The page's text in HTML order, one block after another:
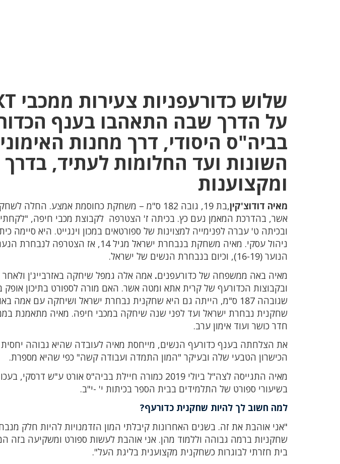
על הדרך שבה התאהבו בענף
בביה"ס היסודי, דרך מחנות
השונות ועד החלומות לעתיד, בדרך
ומקצוענות
מאיה דודוצ'קין
,בת 19, גובה 182 ס"מ – משחקת כחוסמת אמצע.
אשר, בהדרכת המאמן נעם כץ. בכיתה ז' הצטרפה לקבוצת מכבי חיפה,
ובכיתה ט' עברה לפנימייה למצוינות של ספורטאים במכון וינגייט. היא סיימה
הנוער (16-19), וכיום בנבחרת הנשים של ישראל.
מאיה באה ממשפחה של כדורעפנים. אמה אלה גמפל שיחקה באזרבייג'ן
ובקבוצות הכדורעף של קרית אתא ומטה אשר. האם מורה לספורט בתיכון אופק
חדר כושר ועוד אימון ערב.
את הצלחתה בענף כדורעף הנשים, מייחסת מאיה לעובדה שהיא גבוהה יחסית
הכישרון הטבעי שלה ובעיקר "המון התמדה ועבודה קשה" כפי שהיא מספרת.
מאיה התגייסה לצה"ל ביולי 2019 כמורה חיילת בביה"ס אורט
בשיעורי ספורט של התלמידים בבית הספר בכיתות י' -י"ב.
למה חשוב לך להיות שחקנית כדורעף?
"אני אוהבת את זה. בשנים האחרונות קיבלתי המון הזדמנויות להיות חלק
שחקניות ברמה גבוהה וללמוד מהן. אני אוהבת לעשות ספורט ומשקיעה בזה
בית חזרתי לבוגרות כשחקנית מקצוענית בליגת העל".